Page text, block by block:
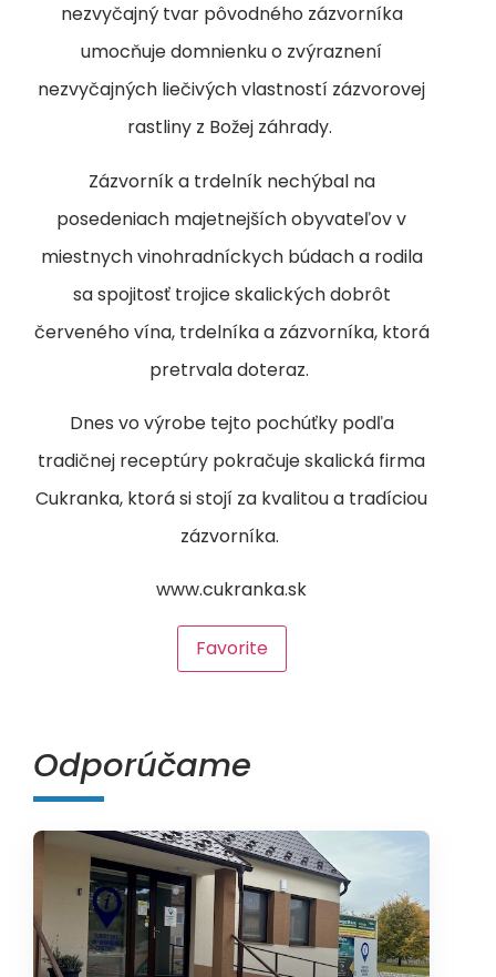
nezvyčajný tvar pôvodného zázvorníka
umocňuje domnienku o zvýraznení
nezvyčajných liečivých vlastností zázvorovej
rastliny z Božej záhrady.
Zázvorník a trdelník nechýbal na
posedeniach majetnejších obyvateľov v
miestnych vinohradníckych búdach a rodila
sa spojitosť trojice skalických dobrôt
červeného vína, trdelníka a zázvorníka, ktorá
pretrvala doteraz.
Dnes vo výrobe tejto pochúťky podľa
tradičnej receptúry pokračuje skalická firma
Cukranka, ktorá si stojí za kvalitou a tradíciou
zázvorníka.
www.cukranka.sk
Favorite
Odporúčame